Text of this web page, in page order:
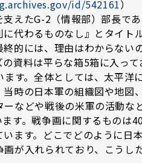
id/542161）
えたG-2（情報部）部長で
代わるものなし』とタイト
的には、理由はわからない
資料は平らな箱5箱に入っ
す。全体としては、太平洋
時の日本軍の組織図や地図
などや戦後の米軍の活動な
す。戦争画に関するものは
ます。どこでどのように日
が入れられており、こうし